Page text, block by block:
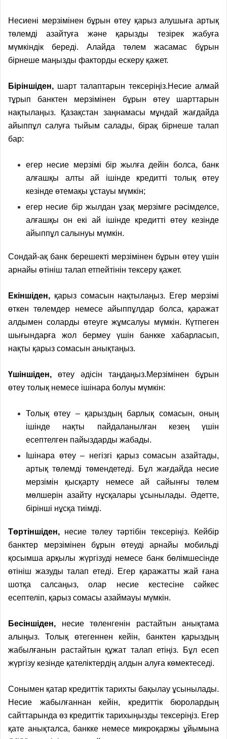
Несиені мерзімінен бұрын өтеу қарыз алушыға артық
төлемді азайтуға және қарызды тезірек жабуға
мүмкіндік береді. Алайда төлем жасамас бұрын
бірнеше маңызды факторды ескеру қажет.
Біріншіден, шарт талаптарын тексеріңіз.Несие алмай
тұрып банктен мерзімінен бұрын өтеу шарттарын
нақтылаңыз. Қазақстан заңнамасы мұндай жағдайда
айыппұл салуға тыйым салады, бірақ бірнеше талап
бар:
егер несие мерзімі бір жылға дейін болса, банк
алғашқы алты ай ішінде кредитті толық өтеу
кезінде өтемақы ұстауы мүмкін;
егер несие бір жылдан ұзақ мерзімге рәсімделсе,
алғашқы он екі ай ішінде кредитті өтеу кезінде
айыппұл салынуы мүмкін.
Сондай-ақ банк берешекті мерзімінен бұрын өтеу үшін
арнайы өтініш талап етпейтінін тексеру қажет.
Екіншіден, қарыз сомасын нақтылаңыз. Егер мерзімі
өткен төлемдер немесе айыппұлдар болса, қаражат
алдымен соларды өтеуге жұмсалуы мүмкін. Күтпеген
шығындарға жол бермеу үшін банкке хабарласып,
нақты қарыз сомасын анықтаңыз.
Үшіншіден, өтеу әдісін таңдаңыз.Мерзімінен бұрын
өтеу толық немесе ішінара болуы мүмкін:
Толық өтеу – қарыздың барлық сомасын, оның
ішінде нақты пайдаланылған кезең үшін
есептелген пайыздарды жабады.
Ішінара өтеу – негізгі қарыз сомасын азайтады,
артық төлемді төмендетеді. Бұл жағдайда несие
мерзімін қысқарту немесе ай сайынғы төлем
мөлшерін азайту нұсқалары ұсынылады. Әдетте,
бірінші нұсқа тиімді.
Төртіншіден, несие төлеу тәртібін тексеріңіз. Кейбір
банктер мерзімінен бұрын өтеуді арнайы мобильді
қосымша арқылы жүргізуді немесе банк бөлімшесінде
өтініш жазуды талап етеді. Егер қаражатты жай ғана
шотқа салсаңыз, олар несие кестесіне сәйкес
есептеліп, қарыз сомасы азаймауы мүмкін.
Бесіншіден, несие төленгенін растайтын анықтама
алыңыз. Толық өтегеннен кейін, банктен қарыздың
жабылғанын растайтын құжат талап етіңіз. Бұл есеп
жүргізу кезінде қателіктердің алдын алуға көмектеседі.
Сонымен қатар кредиттік тарихты бақылау ұсынылады.
Несие жабылғаннан кейін, кредиттік бюролардың
сайттарында өз кредиттік тарихыңызды тексеріңіз. Егер
қате анықталса, банкке немесе микроқаржы ұйымына